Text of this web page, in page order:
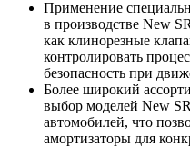
Применение
в производстве New
как клинорезные
контролировать
безопасность при
Более широкий
выбор моделей New
автомобилей, что
амортизаторы для